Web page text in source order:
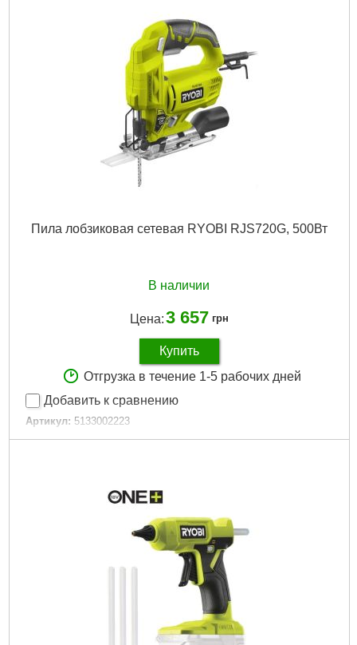
Пила лобзиковая сетевая RYOBI RJS720G, 500Вт
В наличии
Цена:3 657 грн
Купить
Отгрузка в течение 1-5 рабочих дней
Добавить к сравнению
Артикул: 5133002223
Код товара: 30.65.52